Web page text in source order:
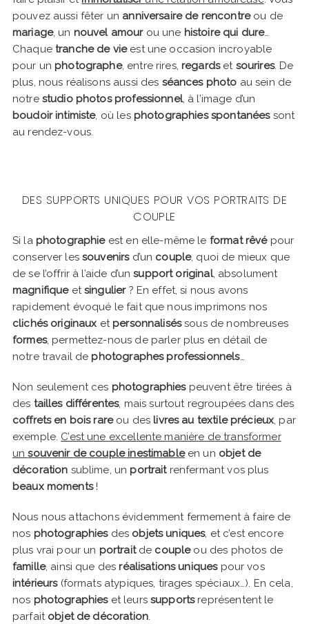
pouvez aussi fêter un anniversaire de rencontreou de
mariage, un nouvel amourou une histoire qui dure…
Chaque tranche de vieest une occasion incroyable
pour un photographe, entre rires, regards et sourires. De
plus, nous réalisons aussi des séances photo au sein de
notre studio photos professionnel, à l’image d’un
boudoir intimiste, où les photographies spontanées sont
au rendez-vous.
DES SUPPORTS UNIQUES POUR VOS PORTRAITS DE
COUPLE
Si la photographie est en elle-même le format rêvépour
conserver lessouvenirs d’un couple, quoi de mieux que
de se l’offrir à l’aide d’unsupport original, absolument
magnifique etsingulier ? En effet, si nous avons
rapidement évoqué le fait que nous imprimons nos
clichés originaux et personnaliséssous de nombreuses
formes, permettez-nous de parler plus en détail de
notre travail de photographes professionnels…
Non seulement ces photographies peuvent être tirées à
des tailles différentes, mais surtout regroupées dans des
coffrets en bois rareou des livres au textile précieux , par
exemple. C’est une excellente manière de transformer
unsouvenir de couple inestimableen un objet de
décoration sublime, un portrait renfermant vos plus
beaux moments!
Nous nous attachons évidemment fermement à faire de
nos photographies des objets uniques, et c’est encore
plus vrai pour un portrait de coupleou des photos de
famille, ainsi que des réalisations uniques pour vos
intérieurs (formats atypiques, tirages spéciaux…). En cela,
nos photographies et leurs supports représentent le
parfait objet de décoration.